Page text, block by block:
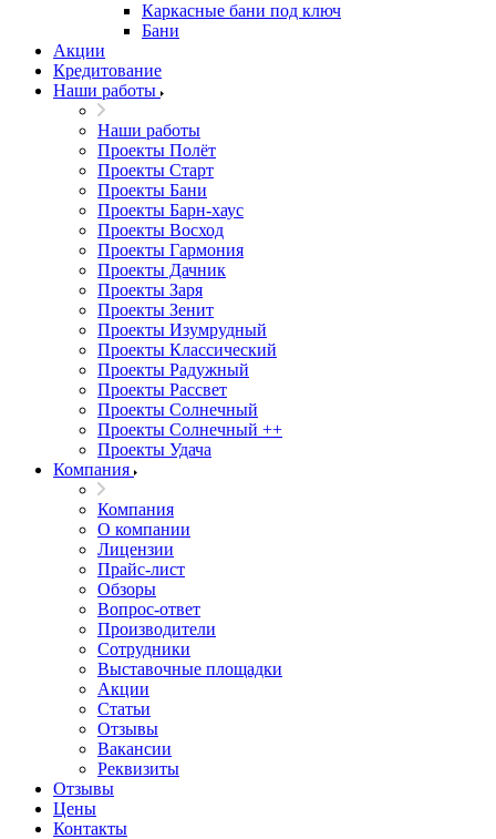
Каркасные бани под ключ
Бани
Акции
Кредитование
Наши работы
Наши работы
Проекты Полёт
Проекты Старт
Проекты Бани
Проекты Барн-хаус
Проекты Восход
Проекты Гармония
Проекты Дачник
Проекты Заря
Проекты Зенит
Проекты Изумрудный
Проекты Классический
Проекты Радужный
Проекты Рассвет
Проекты Солнечный
Проекты Солнечный ++
Проекты Удача
Компания
Компания
О компании
Лицензии
Прайс-лист
Обзоры
Вопрос-ответ
Производители
Сотрудники
Выставочные площадки
Акции
Статьи
Отзывы
Вакансии
Реквизиты
Отзывы
Цены
Контакты